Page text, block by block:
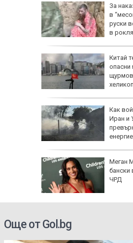
За
в
руски
в
Китай
опасни
Как
Иран и
Меган
бански
ЧРД
Още от Gol.bg